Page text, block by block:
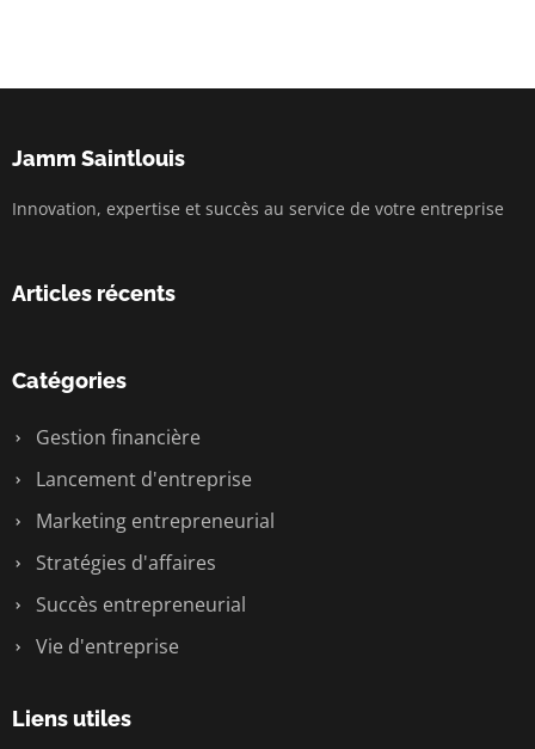
Jamm Saintlouis
Innovation, expertise et succès au service de votre entreprise
Articles récents
Catégories
Gestion financière
Lancement d'entreprise
Marketing entrepreneurial
Stratégies d'affaires
Succès entrepreneurial
Vie d'entreprise
Liens utiles